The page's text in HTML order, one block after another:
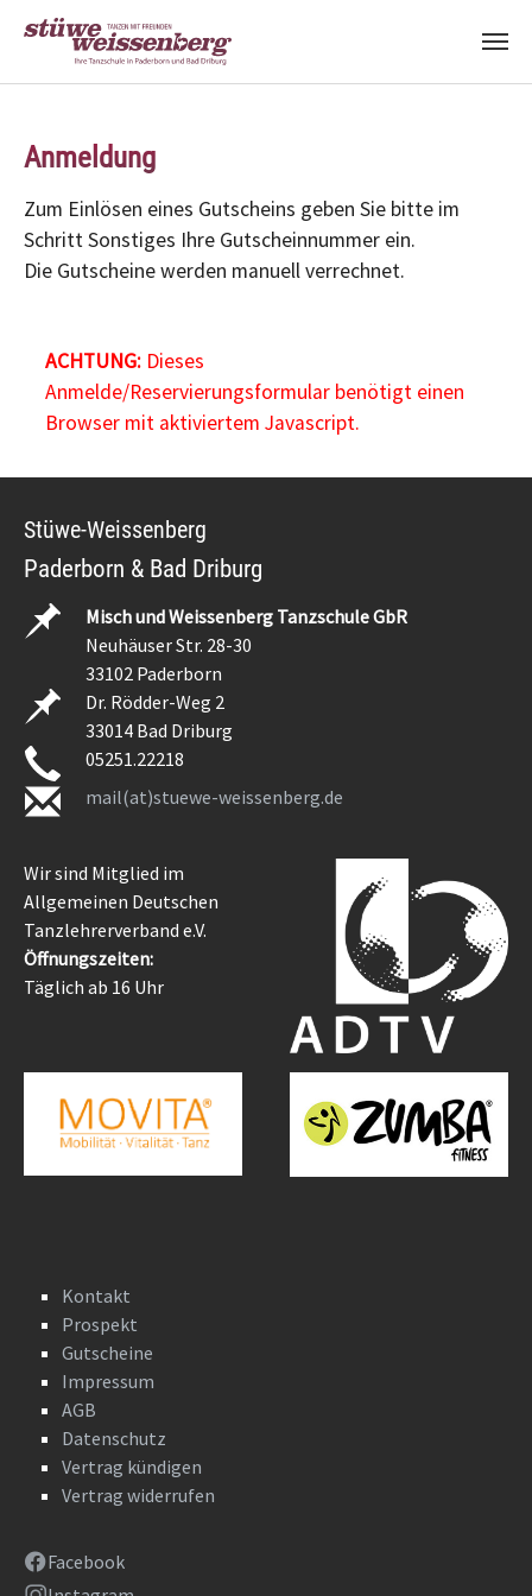
Anmeldung
Zum Einlösen eines Gutscheins geben Sie bitte im
Schritt Sonstiges Ihre Gutscheinnummer ein.
Die Gutscheine werden manuell verrechnet.
ACHTUNG:Dieses
Anmelde/Reservierungsformular benötigt einen
Browser mit aktiviertem Javascript.
Stüwe-Weissenberg
Paderborn & Bad Driburg
Misch und Weissenberg Tanzschule GbR
Neuhäuser Str. 28-30
33102 Paderborn
Dr. Rödder-Weg 2
33014 Bad Driburg
05251.22218
mail(at)stuewe-weissenberg.de
Wir sind Mitglied im
Allgemeinen Deutschen
Tanzlehrerverband e.V.
Öffnungszeiten:
Täglich ab 16 Uhr
Kontakt
Prospekt
Gutscheine
Impressum
AGB
Datenschutz
Vertrag kündigen
Vertrag widerrufen
Facebook